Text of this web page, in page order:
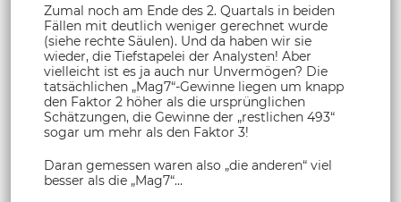
Zumal noch am Ende des 2. Quartals in beiden
Fällen mit deutlich weniger gerechnet wurde
(siehe rechte Säulen). Und da haben wir sie
wieder, die Tiefstapelei der Analysten! Aber
vielleicht ist es ja auch nur Unvermögen? Die
tatsächlichen „Mag7“-Gewinne liegen um knapp
den Faktor 2 höher als die ursprünglichen
Schätzungen, die Gewinne der „restlichen 493“
sogar um mehr als den Faktor 3!
Daran gemessen waren also „die anderen“ viel
besser als die „Mag7“…